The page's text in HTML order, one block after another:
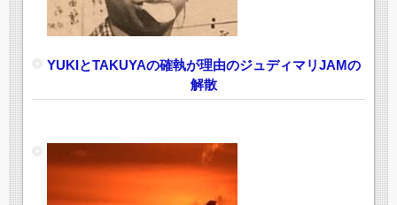
YUKIとTAKUYAの確執が理由のジュディマリJAMの
解散